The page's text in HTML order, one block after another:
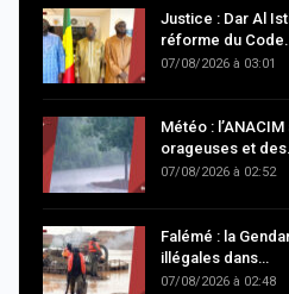
Justice : Dar Al
réforme du
07/08/2026 à 03:01
Météo :
orageuses et
07/08/2026 à 02:52
Falémé : la
illégales dans…
07/08/2026 à 02:48